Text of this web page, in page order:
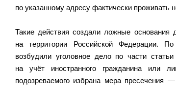
по указанному адресу фактически проживать
Такие действия создали ложные основания
на территории Российской Федерации. По
возбудили уголовное дело по части
на учёт иностранного гражданина или
подозреваемого избрана мера